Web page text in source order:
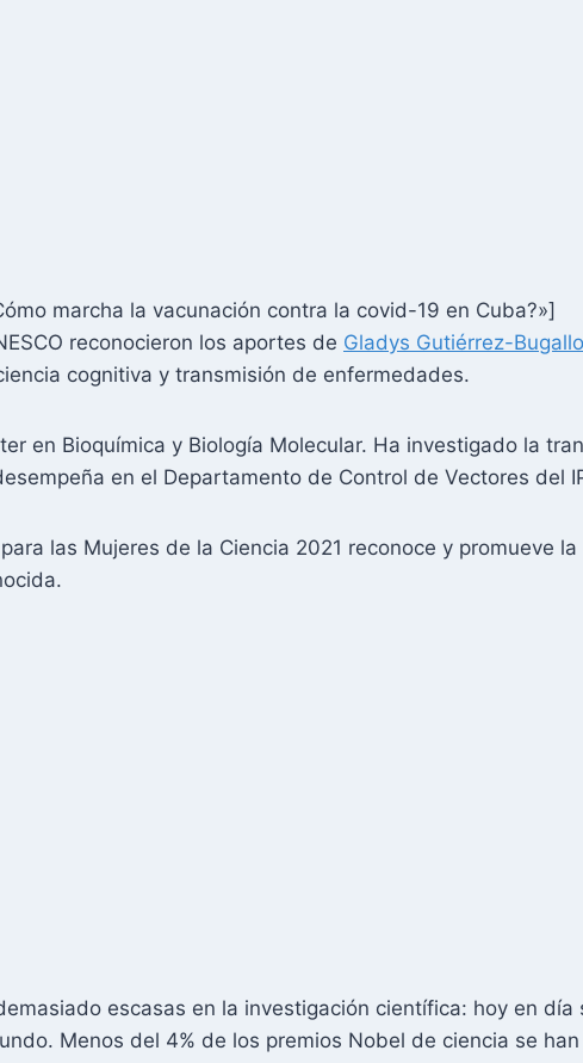
marcha la vacunación contra la covid-19 en Cuba?»]
reconocieron los aportes de Gladys Gutiérrez-Bugallo
cognitiva y transmisión de enfermedades.
en Bioquímica y Biología Molecular. Ha investigado la
en el Departamento de Control de Vectores del
las Mujeres de la Ciencia 2021 reconoce y promueve
escasas en la investigación científica: hoy en
Menos del 4% de los premios Nobel de ciencia se